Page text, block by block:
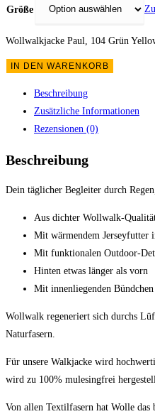
Größe
Wollwalkjacke Paul, 104 Grün
IN DEN WARENKORB
Beschreibung
Zusätzliche Informationen
Rezensionen (0)
Beschreibung
Dein täglicher Begleiter durch
Aus dichter Wollwalk-
Mit wärmendem Jerseyfutter
Mit funktionalen Outdoor-
Hinten etwas länger als vorn
Mit innenliegenden
Wollwalk regeneriert sich durchs
Naturfasern.
Für unsere Walkjacke wird
wird zu 100% mulesingfrei
Von allen Textilfasern hat Wolle